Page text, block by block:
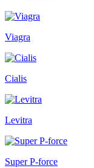
Viagra
Cialis
Levitra
Super P-force